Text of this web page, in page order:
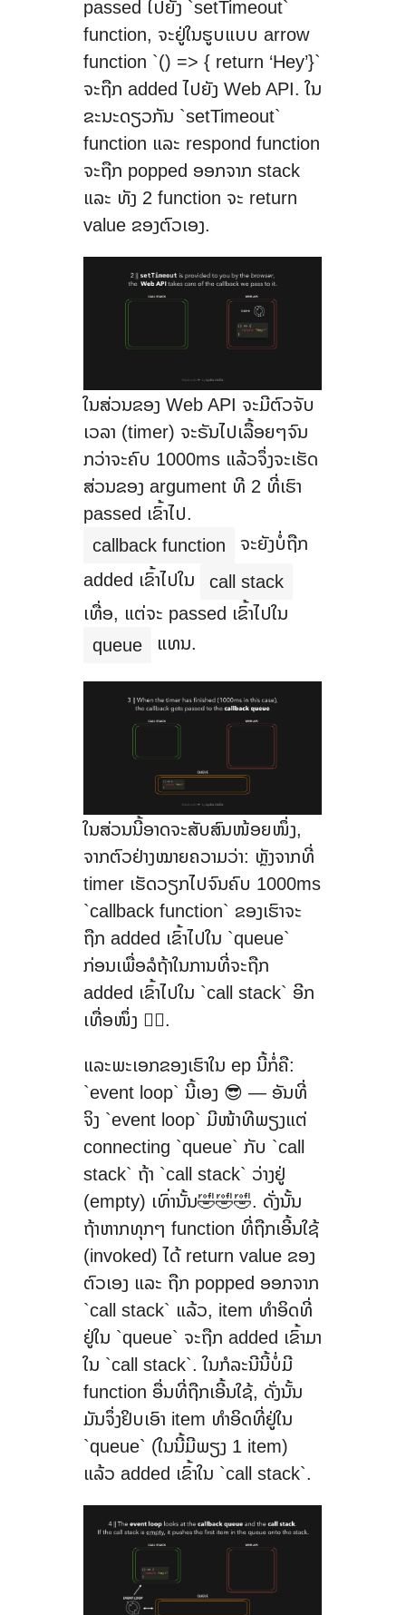
passed ໄປຍັງ `setTimeout`
function, ຈະຢູ່ໃນຮູບແບບ arrow
function `() => { return ‘Hey’}`
ຈະຖືກ added ໄປຍັງ Web API. ໃນ
ຂະນະດຽວກັນ `setTimeout`
function ແລະ respond function
ຈະຖືກ popped ອອກຈາກ stack
ແລະ ທັງ 2​ function ຈະ return
value ຂອງຕົວເອງ.
ໃນສ່ວນຂອງ Web API ຈະມີຕົວຈັບ
ເວລາ (timer) ຈະຣັນໄປເລື້ອຍໆຈົນ
ກວ່າຈະຄົບ 1000ms ແລ້ວຈຶ່ງຈະເຮັດ
ສ່ວນຂອງ argument ທີ 2 ທີ່ເຮົາ
passed ເຂົ້າໄປ.
callback function
ຈະຍັງບໍ່ຖືກ
added ເຂົ້າໄປໃນ
call stack
ເທື່ອ, ແຕ່ຈະ passed ເຂົ້າໄປໃນ
queue
ແທນ.
ໃນສ່ວນນີ້ອາດຈະສັບສົນໜ້ອຍໜຶ່ງ,
ຈາກຕົວຢ່າງໝາຍຄວາມວ່າ: ຫຼັງຈາກທີ່
timer ເຮັດວຽກໄປຈົນຄົບ 1000ms
`callback function` ຂອງເຮົາຈະ
ຖືກ added ເຂົ້າໄປໃນ `queue`
ກ່ອນເພື່ອລໍຖ້າໃນການທີ່ຈະຖືກ
added ເຂົ້າໄປໃນ `call stack` ອີກ
ເທື່ອໜຶ່ງ 😵‍💫.
ແລະພະເອກຂອງເຮົາໃນ ep ນີ້ກໍ່ຄື:
`event loop` ນີ້ເອງ 😎 — ອັນທີ່
ຈິງ `event loop` ມີໜ້າທີພຽງແຕ່
connecting `queue` ກັບ `call
stack` ຖ້າ `call stack` ວ່າງຢູ່
(empty) ເທົ່ານັ້ນ🤣🤣🤣. ດັ່ງນັ້ນ
ຖ້າຫາກທຸກໆ function ທີ່ຖືກເອີ້ນໃຊ້
(invoked) ໄດ້ return value ຂອງ
ຕົວເອງ ແລະ ຖືກ popped ອອກຈາກ
`call stack` ແລ້ວ, item ທຳອິດທີ່
ຢູ່ໃນ `queue` ຈະຖືກ added ເຂົ້າມາ
ໃນ `call stack`. ໃນກໍລະນີນີ້ບໍ່ມີ
function ອື່ນທີ່ຖືກເອີ້ນໃຊ້, ດັ່ງນັ້ນ
ມັນຈຶ່ງຢິບເອົາ item ທຳອິດທີ່ຢູ່ໃນ
`queue` (ໃນນີ້ມີພຽງ 1 item)
ແລ້ວ added ເຂົ້າໃນ `call stack`.